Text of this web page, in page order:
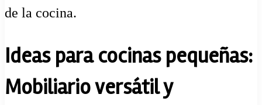
de la cocina.
Ideas para cocinas pequeñas:
Mobiliario versátil y